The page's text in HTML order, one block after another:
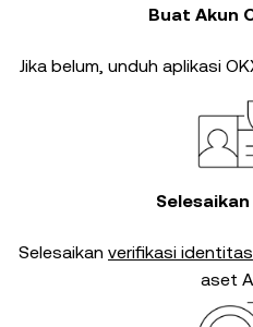
Buat Akun
Jika belum, unduh aplikasi
Selesaikan verifikasi identitas
aset